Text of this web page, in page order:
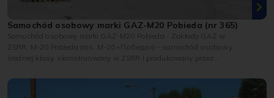
Samochód osobowy marki GAZ-M20 Pobieda (nr 365)
Samochód osobowy marki GAZ-M20 Pobieda - Zakłady GAZ w
ZSRR. M-20 Pobieda (ros. М-20 «Победа») – samochód osobowy
średniej klasy, skonstruowany w ZSRR i produkowany przez